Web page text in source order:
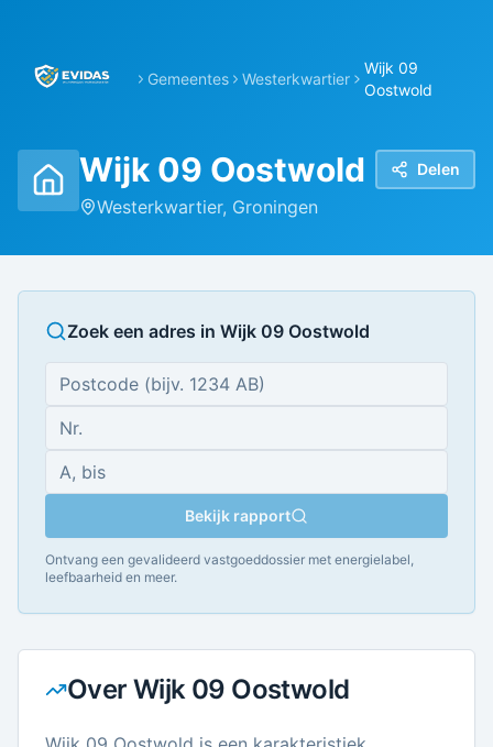
Gemeentes Westerkwartier
Wijk 09
Oostwold
Wijk 09 Oostwold
Westerkwartier, Groningen
Delen
Zoek een adres in Wijk 09 Oostwold
Bekijk rapport
Ontvang een gevalideerd vastgoeddossier met energielabel,
leefbaarheid en meer.
Over Wijk 09 Oostwold